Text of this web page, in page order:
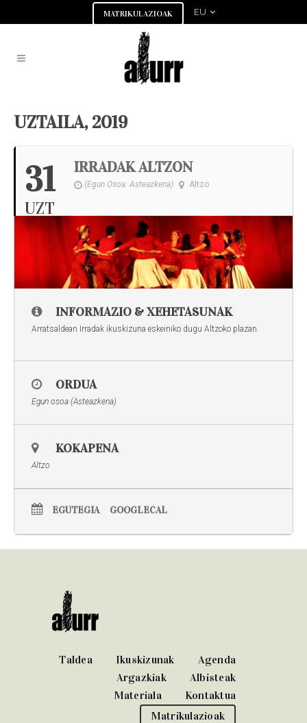
MATRIKULAZIOAK EU
UZTAILA, 2019
31
UZT
IRRADAK ALTZON
(Egun Osoa: Asteazkena) Altzo
INFORMAZIO & XEHETASUNAK
Arratsaldean Irradak ikuskizuna eskeiniko dugu Altzoko plazan.
ORDUA
Egun osoa (Asteazkena)
KOKAPENA
Altzo
EGUTEGIA GOOGLECAL
Taldea Ikuskizunak
Agenda
Argazkiak
Albisteak
Materiala
Kontaktua
Matrikulazioak